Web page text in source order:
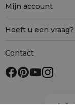
Mijn account
Heeft u een vraag?
Contact